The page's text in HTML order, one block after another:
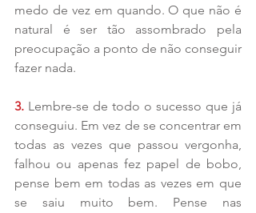
medo de vez em quando. O que não é
natural é ser tão assombrado pela
preocupação a ponto de não conseguir
fazer nada.
3. Lembre-se de todo o sucesso que já
conseguiu. Em vez de se concentrar em
todas as vezes que passou vergonha,
falhou ou apenas fez papel de bobo,
pense bem em todas as vezes em que
se saiu muito bem. Pense nas